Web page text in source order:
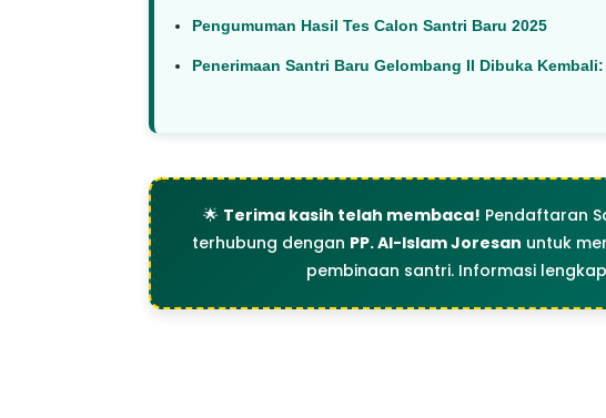
Pengumuman Hasil Tes Calon Santri Baru 2025
Penerimaan Santri Baru Gelombang II Dibuka
🌟 Terima kasih telah membaca! Pendaftaran
terhubung dengan PP. Al-Islam Joresan untuk
pembinaan santri. Informasi